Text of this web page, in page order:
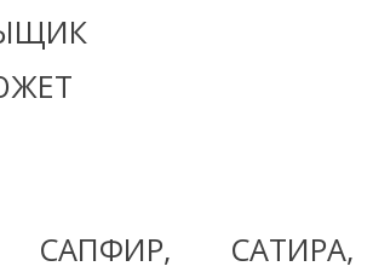
САПФИР, САТИРА,